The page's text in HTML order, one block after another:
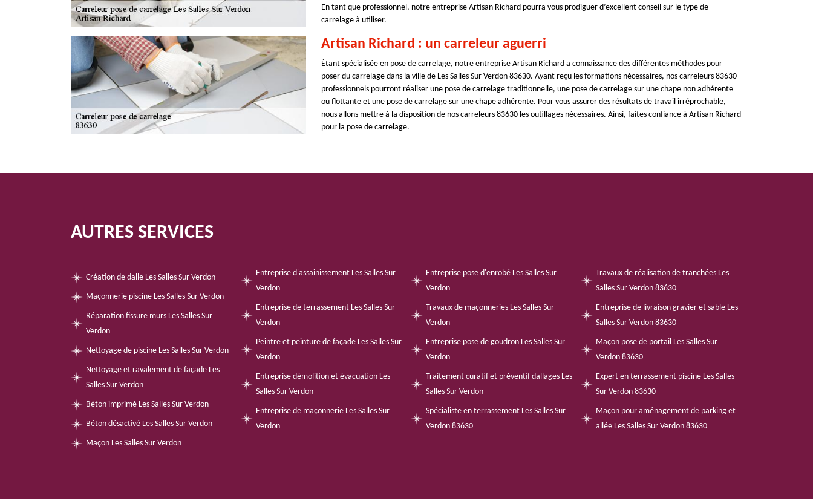
En tant que professionnel, notre entreprise Artisan Richard pourra vous prodiguer d’excellent conseil sur le type de
carrelage à utiliser.
Artisan Richard : un carreleur aguerri
Étant spécialisée en pose de carrelage, notre entreprise Artisan Richard a connaissance des différentes méthodes pour
poser du carrelage dans la ville de Les Salles Sur Verdon 83630. Ayant reçu les formations nécessaires, nos carreleurs 83630
professionnels pourront réaliser une pose de carrelage traditionnelle, une pose de carrelage sur une chape non adhérente
ou flottante et une pose de carrelage sur une chape adhérente. Pour vous assurer des résultats de travail irréprochable,
nous allons mettre à la disposition de nos carreleurs 83630 les outillages nécessaires. Ainsi, faites confiance à Artisan Richard
pour la pose de carrelage.
AUTRES SERVICES
Création de dalle Les Salles Sur Verdon
Maçonnerie piscine Les Salles Sur Verdon
Réparation fissure murs Les Salles Sur
Verdon
Nettoyage de piscine Les Salles Sur Verdon
Nettoyage et ravalement de façade Les
Salles Sur Verdon
Béton imprimé Les Salles Sur Verdon
Béton désactivé Les Salles Sur Verdon
Maçon Les Salles Sur Verdon
Entreprise d'assainissement Les Salles Sur
Verdon
Entreprise de terrassement Les Salles Sur
Verdon
Peintre et peinture de façade Les Salles Sur
Verdon
Entreprise démolition et évacuation Les
Salles Sur Verdon
Entreprise de maçonnerie Les Salles Sur
Verdon
Entreprise pose d'enrobé Les Salles Sur
Verdon
Travaux de maçonneries Les Salles Sur
Verdon
Entreprise pose de goudron Les Salles Sur
Verdon
Traitement curatif et préventif dallages Les
Salles Sur Verdon
Spécialiste en terrassement Les Salles Sur
Verdon 83630
Travaux de réalisation de tranchées Les
Salles Sur Verdon 83630
Entreprise de livraison gravier et sable Les
Salles Sur Verdon 83630
Maçon pose de portail Les Salles Sur
Verdon 83630
Expert en terrassement piscine Les Salles
Sur Verdon 83630
Maçon pour aménagement de parking et
allée Les Salles Sur Verdon 83630